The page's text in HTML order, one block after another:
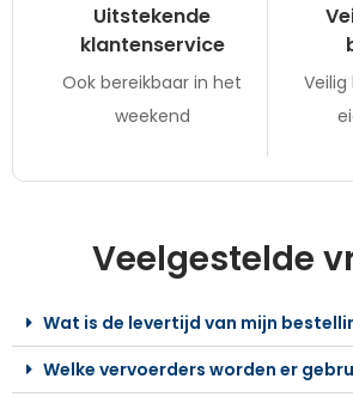
Uitstekende
klantenservice
Ook bereikbaar in het
weekend
Veelgestelde
Wat is de levertijd van mijn
Welke vervoerders worden er